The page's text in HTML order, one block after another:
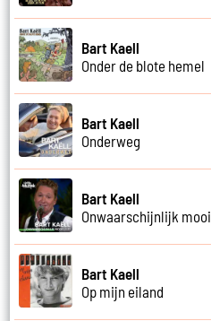
Bart Kaell
Onder de blote hemel
Bart Kaell
Onderweg
Bart Kaell
Onwaarschijnlijk mooi
Bart Kaell
Op mijn eiland